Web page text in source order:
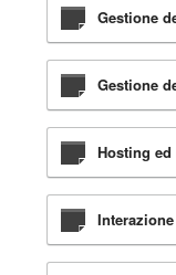
Gestione
Gestione
Hosting